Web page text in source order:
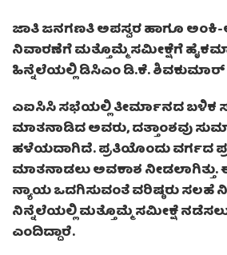
ಜಾತಿ ಜನಗಣತಿ ಅಪಸ್ವರ ಹಾಗೂ
ನಿವಾರಣೆಗೆ ಮತ್ತೊಮ್ಮೆ ಸಮೀಕ್ಷೆಗೆ
ಹಿನ್ನೆಲೆಯಲ್ಲಿ ಡಿಸಿಎಂ ಡಿ.ಕೆ. ಶಿವಕುಮಾರ್
ಎಐಸಿಸಿ ಸಭೆಯಲ್ಲಿ ತೀರ್ಮಾನದ ಬಳಿಕ
ಮಾತನಾಡಿದ ಅವರು, ದತ್ತಾಂಶವು
ಹಳೆಯದಾಗಿದೆ. ಪ್ರತಿಯೊಂದು ವರ್ಗದ
ಮಾತನಾಡಲು ಅವಕಾಶ
ನ್ಯಾಯ ಒದಗಿಸುವಂತೆ ವರಿಷ್ಠರು ಸಲಹೆ
ನಿನ್ನೆಲೆಯಲ್ಲಿ ಮತ್ತೊಮ್ಮೆ ಸಮೀಕ್ಷೆ
ಎಂದಿದ್ದಾರೆ.